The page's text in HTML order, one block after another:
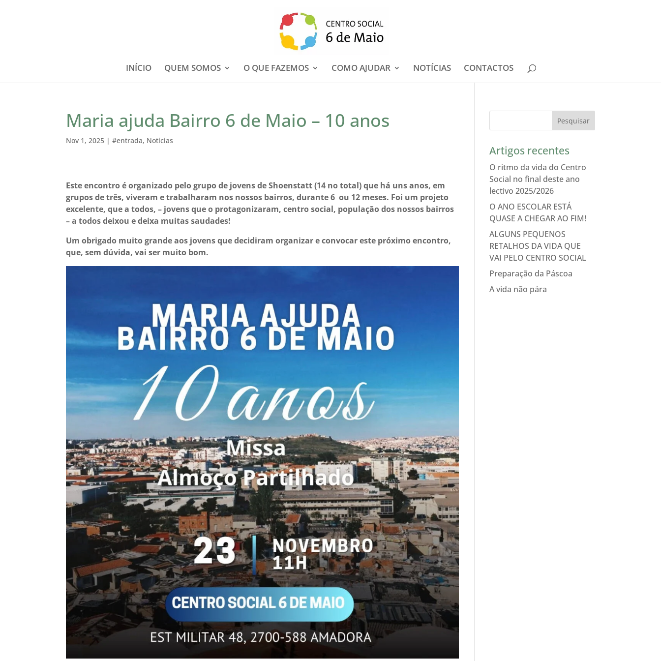
INÍCIO QUEM SOMOS O QUE FAZEMOS COMO AJUDAR NOTÍCIAS CONTACTOS
Maria ajuda Bairro 6 de Maio – 10 anos
Nov 1, 2025 |#entrada, Notícias
Este encontro é organizado pelo grupo de jovens de Shoenstatt (14 no total) que há uns anos, em
grupos de três, viveram e trabalharam nos nossos bairros, durante 6 ou 12 meses. Foi um projeto
excelente, que a todos, – jovens que o protagonizaram, centro social, população dos nossos bairros
– a todos deixou e deixa muitas saudades!
Um obrigado muito grande aos jovens que decidiram organizar e convocar este próximo encontro,
que, sem dúvida, vai ser muito bom.
Artigos recentes
O ritmo da vida do Centro
Social no final deste ano
lectivo 2025/2026
O ANO ESCOLAR ESTÁ
QUASE A CHEGAR AO FIM!
ALGUNS PEQUENOS
RETALHOS DA VIDA QUE
VAI PELO CENTRO SOCIAL
Preparação da Páscoa
A vida não pára